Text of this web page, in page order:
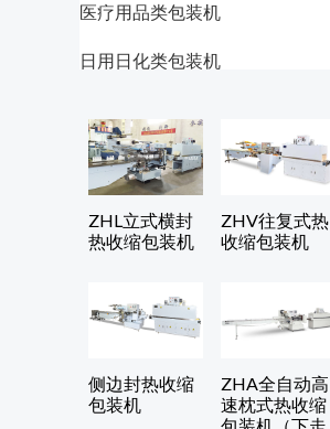
医疗用品类包装机
日用日化类包装机
ZHL立式横封
热收缩包装机
ZHV往复式热
收缩包装机
侧边封热收缩
包装机
ZHA全自动高
速枕式热收缩
包装机（下走